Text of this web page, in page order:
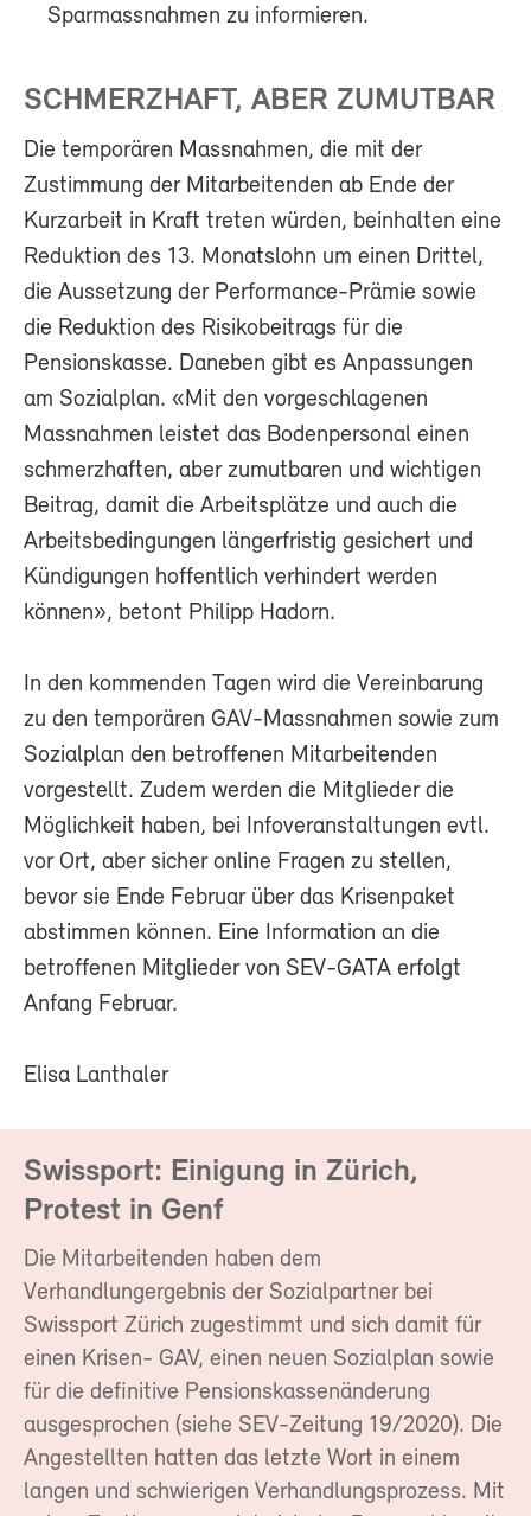
Sparmassnahmen zu informieren.
SCHMERZHAFT, ABER ZUMUTBAR
Die temporären Massnahmen, die mit der
Zustimmung der Mitarbeitenden ab Ende der
Kurzarbeit in Kraft treten würden, beinhalten eine
Reduktion des 13. Monatslohn um einen Drittel,
die Aussetzung der Performance-Prämie sowie
die Reduktion des Risikobeitrags für die
Pensionskasse. Daneben gibt es Anpassungen
am Sozialplan. «Mit den vorgeschlagenen
Massnahmen leistet das Bodenpersonal einen
schmerzhaften, aber zumutbaren und wichtigen
Beitrag, damit die Arbeitsplätze und auch die
Arbeitsbedingungen längerfristig gesichert und
Kündigungen hoffentlich verhindert werden
können», betont Philipp Hadorn.
In den kommenden Tagen wird die Vereinbarung
zu den temporären GAV-Massnahmen sowie zum
Sozialplan den betroffenen Mitarbeitenden
vorgestellt. Zudem werden die Mitglieder die
Möglichkeit haben, bei Infoveranstaltungen evtl.
vor Ort, aber sicher online Fragen zu stellen,
bevor sie Ende Februar über das Krisenpaket
abstimmen können. Eine Information an die
betroffenen Mitglieder von SEV-GATA erfolgt
Anfang Februar.
Elisa Lanthaler
Swissport: Einigung in Zürich,
Protest in Genf
Die Mitarbeitenden haben dem
Verhandlungergebnis der Sozialpartner bei
Swissport Zürich zugestimmt und sich damit für
einen Krisen- GAV, einen neuen Sozialplan sowie
für die definitive Pensionskassenänderung
ausgesprochen (siehe SEV-Zeitung 19/2020). Die
Angestellten hatten das letzte Wort in einem
langen und schwierigen Verhandlungsprozess. Mit